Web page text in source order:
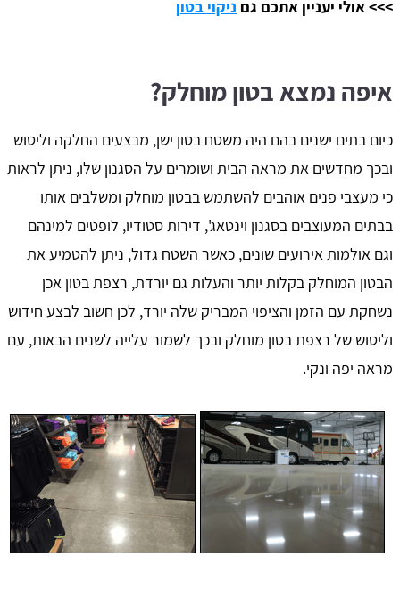
>>> אולי יעניין אתכם גם ניקוי בטון
איפה נמצא בטון מוחלק?
כיום בתים ישנים בהם היה משטח בטון ישן, מבצעים החלקה וליטוש
ובכך מחדשים את מראה הבית ושומרים על הסגנון שלו, ניתן לראות
כי מעצבי פנים אוהבים להשתמש בבטון מוחלק ומשלבים אותו
בבתים המעוצבים בסגנון וינטאג', דירות סטודיו, לופטים למינהם
וגם אולמות אירועים שונים, כאשר השטח גדול, ניתן להטמיע את
הבטון המוחלק בקלות יותר והעלות גם יורדת, רצפת בטון אכן
נשחקת עם הזמן והציפוי המבריק שלה יורד, לכן חשוב לבצע חידוש
וליטוש של רצפת בטון מוחלק ובכך לשמור עלייה לשנים הבאות, עם
מראה יפה ונקי.